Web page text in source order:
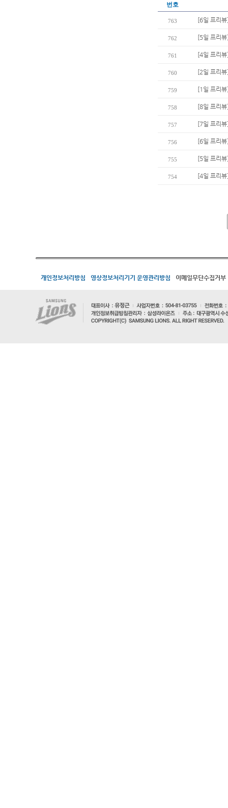
번호
763 [6일 프리
762 [5일 프리
761 [4일 프리
760 [2일 프리
759 [1일 프리
758 [8일 프리
757 [7일 프리
756 [6일 프리
755 [5일 프리
754 [4일 프리
개인정보처리방침 영상정보처리기기 운영관리방침 이메일무단수집거부